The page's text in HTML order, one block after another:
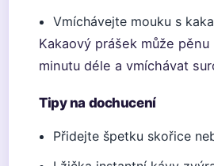
Vmíchávejte mouku s
Kakaový prášek může
minutu déle a vmíchávat
Tipy na dochucení
Přidejte špetku skořice